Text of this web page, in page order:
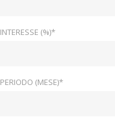
INTERESSE (%)*
PERIODO (MESE)*